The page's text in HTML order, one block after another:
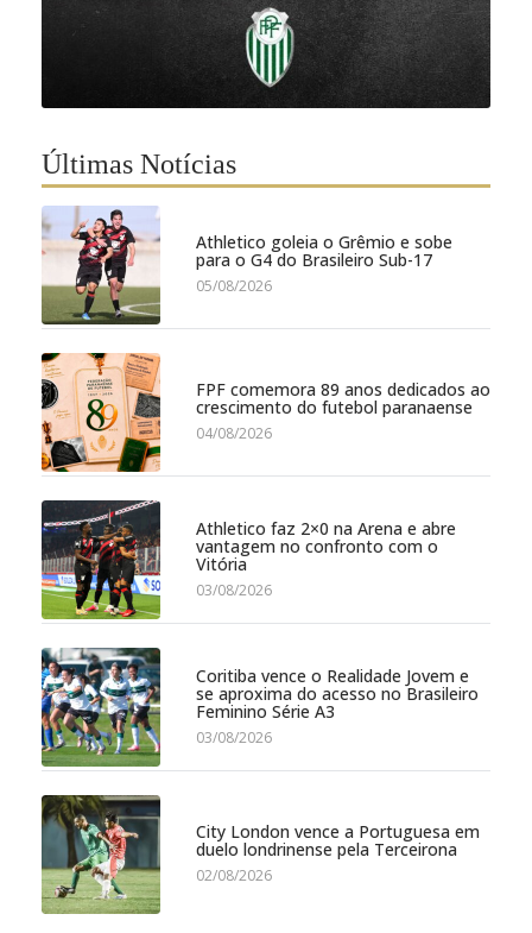
Últimas Notícias
Athletico goleia o Grêmio e sobe
para o G4 do Brasileiro Sub-17
05/08/2026
FPF comemora 89 anos dedicados ao
crescimento do futebol paranaense
04/08/2026
Athletico faz 2×0 na Arena e abre
vantagem no confronto com o
Vitória
03/08/2026
Coritiba vence o Realidade Jovem e
se aproxima do acesso no Brasileiro
Feminino Série A3
03/08/2026
City London vence a Portuguesa em
duelo londrinense pela Terceirona
02/08/2026